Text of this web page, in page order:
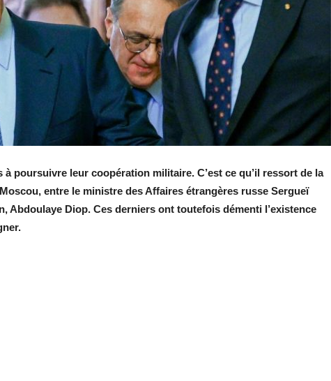
poursuivre leur coopération militaire. C’est ce qu’il ressort de la
entre le ministre des Affaires étrangères russe Sergueï
Abdoulaye Diop. Ces derniers ont toutefois démenti l’existence